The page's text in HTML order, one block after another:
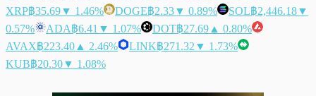
XRP฿35.69▼ 1.46% DOGE฿2.33▼ 0.89% SOL฿2,446.18▼
0.57%
ADA฿6.41 ▼ 1.07% DOT฿27.69 ▲ 0.80%
AVAX฿223.40 ▲ 2.46% LINK฿271.32 ▼ 1.73%
KUB฿20.30▼ 1.08%